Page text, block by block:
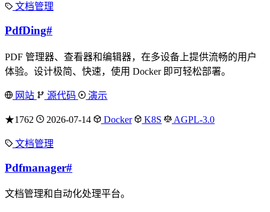
文档管理
PdfDing#
PDF 管理器、查看器和编辑器，在多设备上提供流畅的用户
体验。设计极简、快速，使用 Docker 即可轻松部署。
网站 源代码 演示
★1762 2026-07-14 Docker K8S AGPL-3.0
文档管理
Pdfmanager#
文档管理和自动化处理平台。